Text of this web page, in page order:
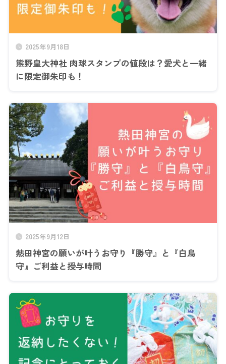
2025年9月18日
熊野皇大神社 肉球スタンプの値段は？愛犬と一緒
に限定御朱印も！
2025年9月12日
熱田神宮の願いが叶うお守り『勝守』と『白鳥
守』ご利益と授与時間